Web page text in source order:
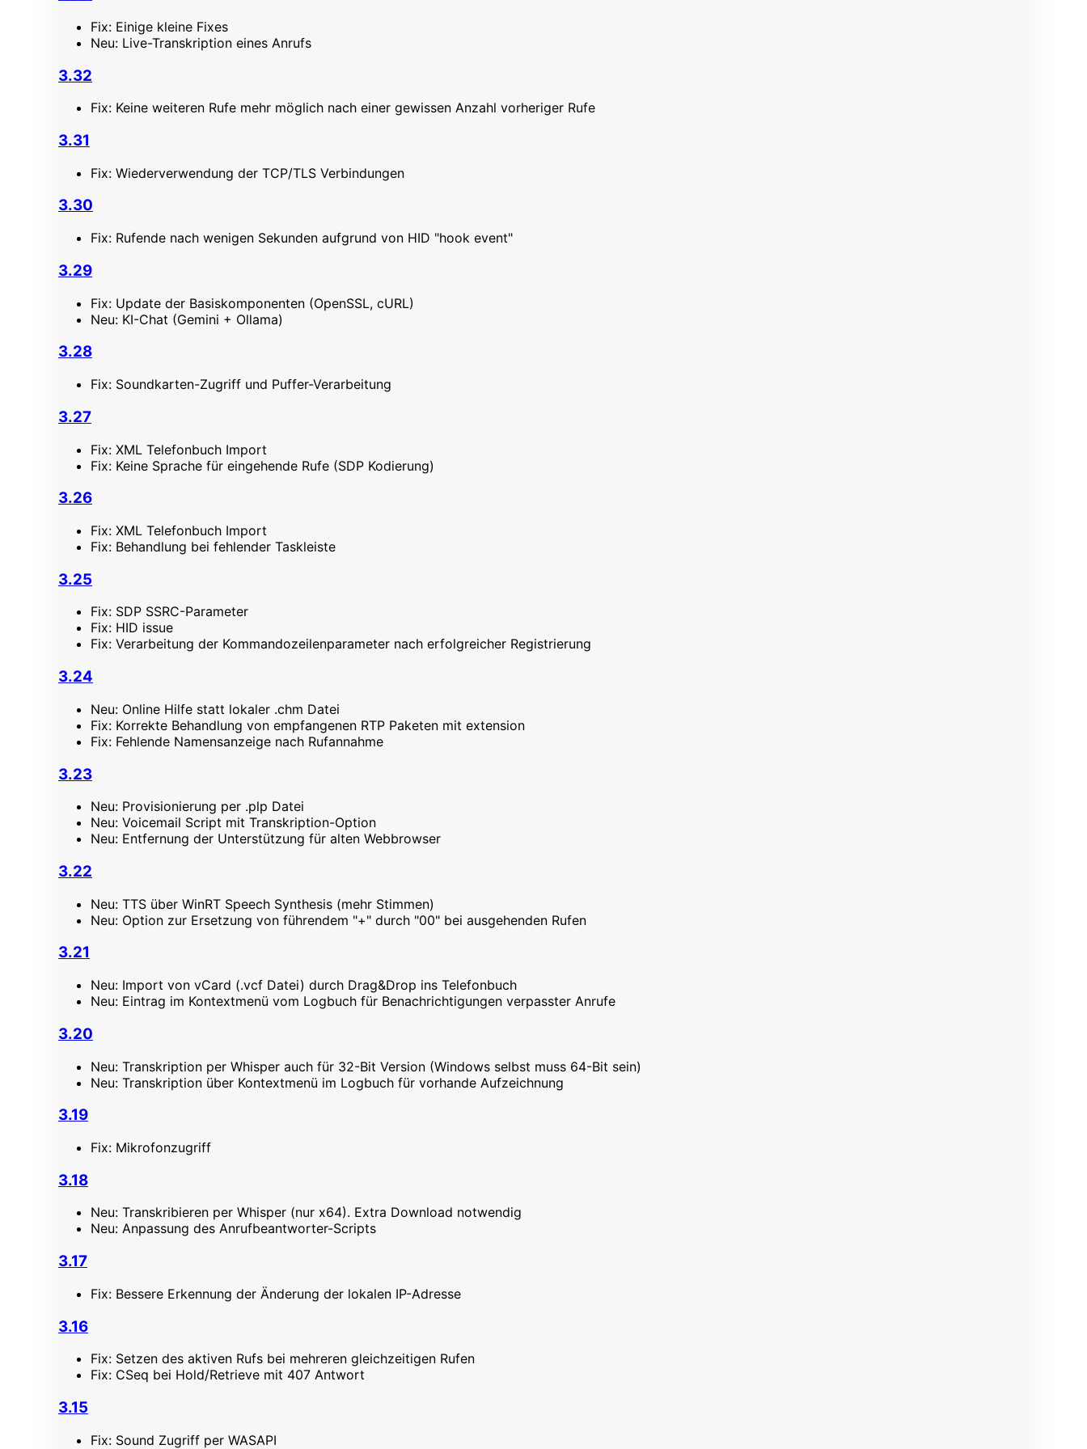
Fix: Einige kleine Fixes
Neu: Live-Transkription eines Anrufs
3.32
Fix: Keine weiteren Rufe mehr möglich nach einer gewissen Anzahl vorheriger Rufe
3.31
Fix: Wiederverwendung der TCP/TLS Verbindungen
3.30
Fix: Rufende nach wenigen Sekunden aufgrund von HID "hook event"
3.29
Fix: Update der Basiskomponenten (OpenSSL, cURL)
Neu: KI-Chat (Gemini + Ollama)
3.28
Fix: Soundkarten-Zugriff und Puffer-Verarbeitung
3.27
Fix: XML Telefonbuch Import
Fix: Keine Sprache für eingehende Rufe (SDP Kodierung)
3.26
Fix: XML Telefonbuch Import
Fix: Behandlung bei fehlender Taskleiste
3.25
Fix: SDP SSRC-Parameter
Fix: HID issue
Fix: Verarbeitung der Kommandozeilenparameter nach erfolgreicher Registrierung
3.24
Neu: Online Hilfe statt lokaler .chm Datei
Fix: Korrekte Behandlung von empfangenen RTP Paketen mit extension
Fix: Fehlende Namensanzeige nach Rufannahme
3.23
Neu: Provisionierung per .plp Datei
Neu: Voicemail Script mit Transkription-Option
Neu: Entfernung der Unterstützung für alten Webbrowser
3.22
Neu: TTS über WinRT Speech Synthesis (mehr Stimmen)
Neu: Option zur Ersetzung von führendem "+" durch "00" bei ausgehenden Rufen
3.21
Neu: Import von vCard (.vcf Datei) durch Drag&Drop ins Telefonbuch
Neu: Eintrag im Kontextmenü vom Logbuch für Benachrichtigungen verpasster Anrufe
3.20
Neu: Transkription per Whisper auch für 32-Bit Version (Windows selbst muss 64-Bit sein)
Neu: Transkription über Kontextmenü im Logbuch für vorhande Aufzeichnung
3.19
Fix: Mikrofonzugriff
3.18
Neu: Transkribieren per Whisper (nur x64). Extra Download notwendig
Neu: Anpassung des Anrufbeantworter-Scripts
3.17
Fix: Bessere Erkennung der Änderung der lokalen IP-Adresse
3.16
Fix: Setzen des aktiven Rufs bei mehreren gleichzeitigen Rufen
Fix: CSeq bei Hold/Retrieve mit 407 Antwort
3.15
Fix: Sound Zugriff per WASAPI